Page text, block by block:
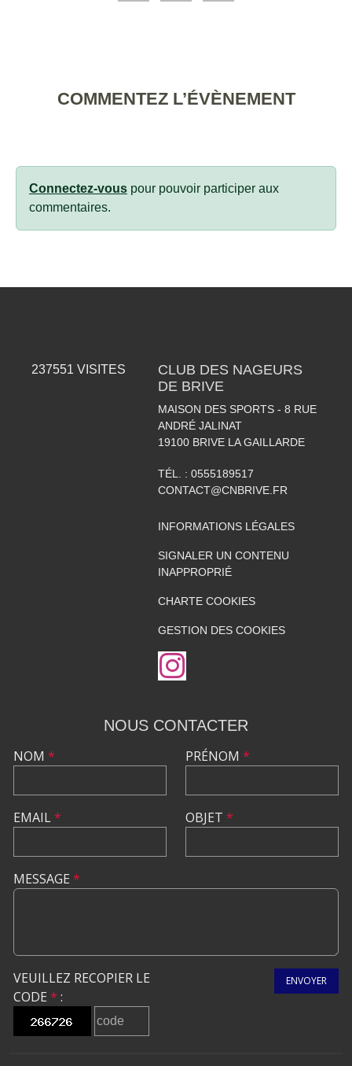
COMMENTEZ L’ÉVÈNEMENT
Connectez-vous pour pouvoir participer aux
commentaires.
237551 VISITES
CLUB DES NAGEURS
DE BRIVE
MAISON DES SPORTS - 8 RUE
ANDRÉ JALINAT
19100 BRIVE LA GAILLARDE
TÉL. : 0555189517
CONTACT@CNBRIVE.FR
INFORMATIONS LÉGALES
SIGNALER UN CONTENU
INAPPROPRIÉ
CHARTE COOKIES
GESTION DES COOKIES
NOUS CONTACTER
NOM *
EMAIL*
PRÉNOM *
OBJET *
MESSAGE *
VEUILLEZ RECOPIER LE
CODE * :
ENVOYER